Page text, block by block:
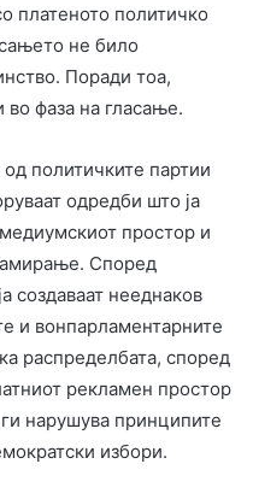
платеното политичко
не било
Поради тоа,
во фаза на гласање.
политичките партии
одредби што ја
простор и
Според
создаваат нееднаков
и вонпарламентарните
распределбата, според
рекламен простор
нарушува принципите
избори.